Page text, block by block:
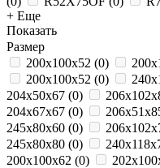
+ Еще
Показать
Размер
200х100х52 (0)
200x100x52 (0)
204x50x67 (0)
204x67x67 (0)
245x80x60 (0)
245x80x80 (0)
200x100x62 (0)